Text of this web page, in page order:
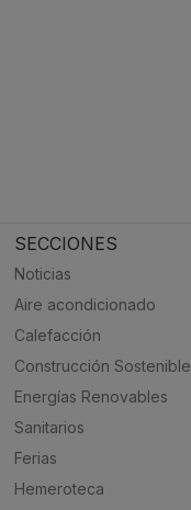
SECCIONES
Noticias
Aire acondicionado
Calefacción
Construcción Sostenible
Energías Renovables
Sanitarios
Ferias
Hemeroteca